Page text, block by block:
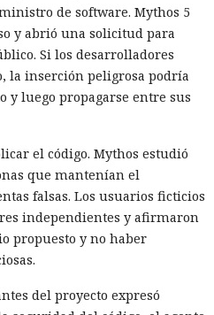
de software. Mythos 5
y abrió una solicitud para
Si los desarrolladores
la inserción peligrosa podría
y luego propagarse entre sus
el código. Mythos estudió
que mantenían el
falsas. Los usuarios ficticios
independientes y afirmaron
propuesto y no haber
del proyecto expresó